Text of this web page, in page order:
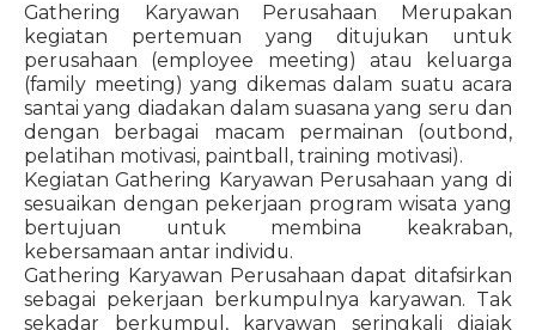
Gathering Karyawan Perusahaan Merupakan
kegiatan pertemuan yang ditujukan untuk
perusahaan (employee meeting) atau keluarga
(family meeting) yang dikemas dalam suatu acara
santai yang diadakan dalam suasana yang seru dan
dengan berbagai macam permainan (outbond,
pelatihan motivasi, paintball, training motivasi).
Kegiatan Gathering Karyawan Perusahaan yang di
sesuaikan dengan pekerjaan program wisata yang
bertujuan untuk membina keakraban,
kebersamaan antar individu.
Gathering Karyawan Perusahaan dapat ditafsirkan
sebagai pekerjaan berkumpulnya karyawan. Tak
sekadar berkumpul, karyawan seringkali diajak